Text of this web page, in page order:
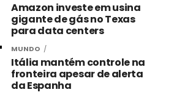
Amazon investe em usina
gigante de gás no Texas
para data centers
MUNDO
Itália mantém controle na
fronteira apesar de alerta
da Espanha